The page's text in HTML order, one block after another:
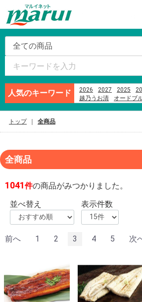
人気のキーワード 2026 2027 2025
越乃うお清
オードブ
トップ 全商品
全商品
1041件の商品がみつかりました。
並べ替え
表示件数
前へ 1 2 3 4 5 次